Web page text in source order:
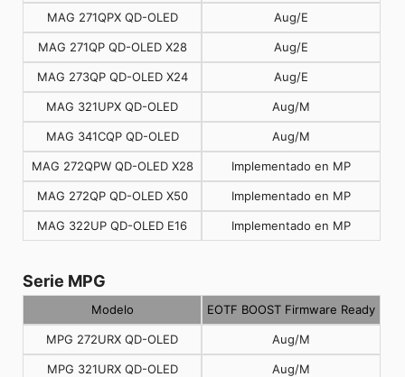
MAG 271QPX QD-OLED Aug/E
MAG 271QP QD-OLED X28 Aug/E
MAG 273QP QD-OLED X24 Aug/E
MAG 321UPX QD-OLED Aug/M
MAG 341CQP QD-OLED Aug/M
MAG 272QPW QD-OLED X28 Implementado en MP
MAG 272QP QD-OLED X50 Implementado en MP
MAG 322UP QD-OLED E16 Implementado en MP
Serie MPG
Modelo EOTF BOOST Firmware Ready
MPG 272URX QD-OLED Aug/M
MPG 321URX QD-OLED Aug/M